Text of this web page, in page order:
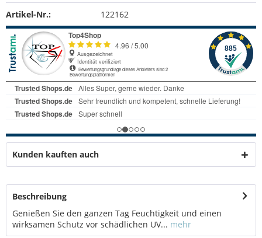
Artikel-Nr.: 122162
Kunden kauften auch
Beschreibung
Genießen Sie den ganzen Tag Feuchtigkeit und einen
wirksamen Schutz vor schädlichen UV... mehr